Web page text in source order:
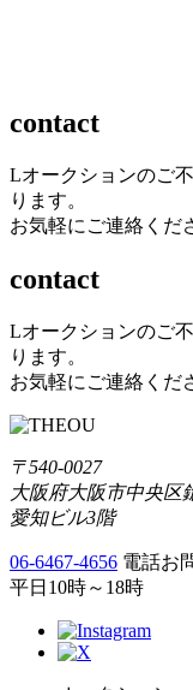
contact
Lオークションのご
ります。
お気軽にご連絡くだ
contact
Lオークションのご
ります。
お気軽にご連絡くだ
〒540-0027
大阪府大阪市中央区
愛知ビル3階
06-6467-4656 電話お
平日10時～18時